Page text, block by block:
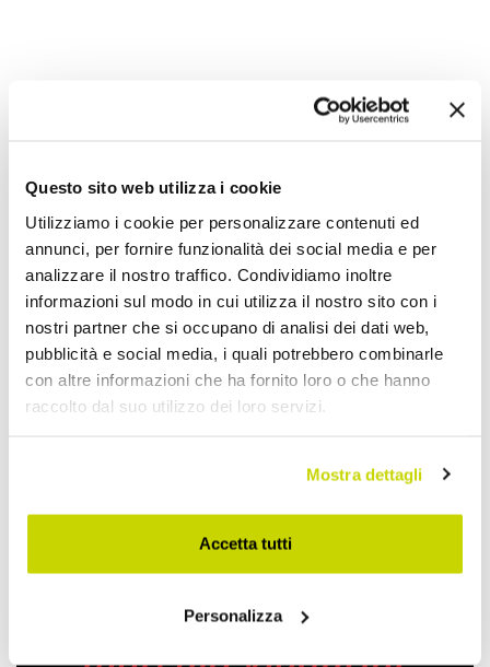
Questo sito web utilizza i cookie
Utilizziamo i cookie per personalizzare contenuti ed
annunci, per fornire funzionalità dei social media e per
analizzare il nostro traffico. Condividiamo inoltre
informazioni sul modo in cui utilizza il nostro sito con i
nostri partner che si occupano di analisi dei dati web,
pubblicità e social media, i quali potrebbero combinarle
con altre informazioni che ha fornito loro o che hanno
raccolto dal suo utilizzo dei loro servizi.
Mostra dettagli
Accetta tutti
Personalizza
Aggiungi alla Wish List
Consolle Fisse